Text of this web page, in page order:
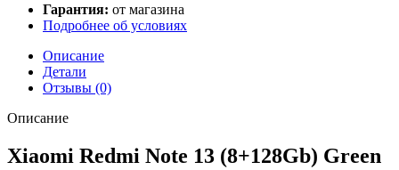
Гарантия: от магазина
Подробнее об условиях
Описание
Детали
Отзывы (0)
Описание
Xiaomi Redmi Note 13 (8+128Gb) Green